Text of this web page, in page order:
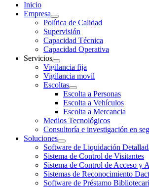
Inicio
Empresa
Política de Calidad
Supervisión
Capacidad Técnica
Capacidad Operativa
Servicios
Vigilancia fija
Vigilancia movil
Escoltas
Escolta a Personas
Escolta a Vehículos
Escolta a Mercancia
Medios Tecnológicos
Consultoría e investigación en
Soluciones
Software de Liquidación
Sistema de Control de Visitantes
Sistema de Control de Acceso y
Sistemas de Reconocimiento
Software de Préstamo